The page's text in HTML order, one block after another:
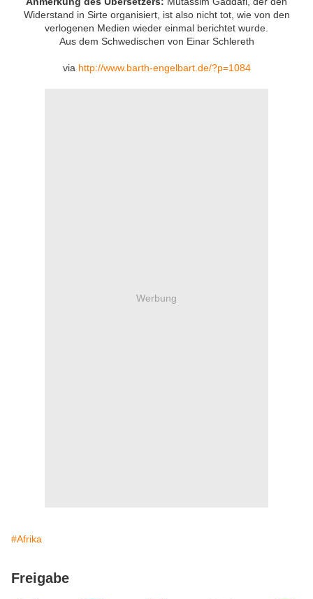
Widerstand in Sirte organisiert, ist also nicht tot, wie von den
verlogenen Medien wieder einmal berichtet wurde.
Aus dem Schwedischen von Einar Schlereth
via http://www.barth-engelbart.de/?p=1084
Werbung
#Afrika
Freigabe